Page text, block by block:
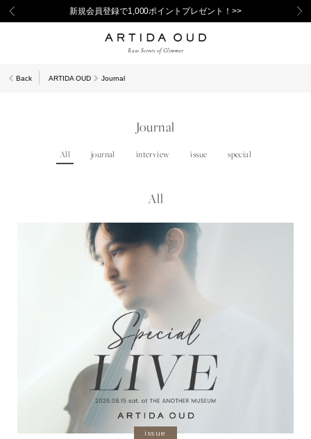
新規会員登録で1,000ポイントプレゼント！>>
Back ARTIDA OUD Journal
Journal
All journal interview issue special
All
issue